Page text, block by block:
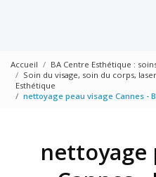
Accueil
BA Centre Esthétique :
Soin du visage, soin du corps,
Esthétique
nettoyage peau visage Cannes -
nettoyage